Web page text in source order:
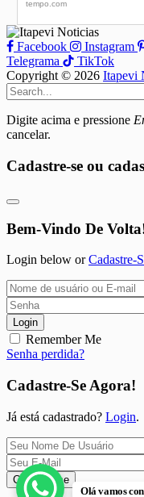
Facebook Instagram
Telegrama
TikTok
Copyright © 2026 Itapevi
Digite acima e pressione
cancelar.
Olá vamos
Cadastre-se ou
Bem-Vindo De
Login below orCadastre-
Login
Remember Me
Senha perdida?
Cadastre-Se Agora!
Já está cadastrado? Login.
Cadastre-se